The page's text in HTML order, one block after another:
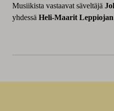
Musiikista vastaavat säveltäjä
yhdessä Heli-Maarit Leppiojan